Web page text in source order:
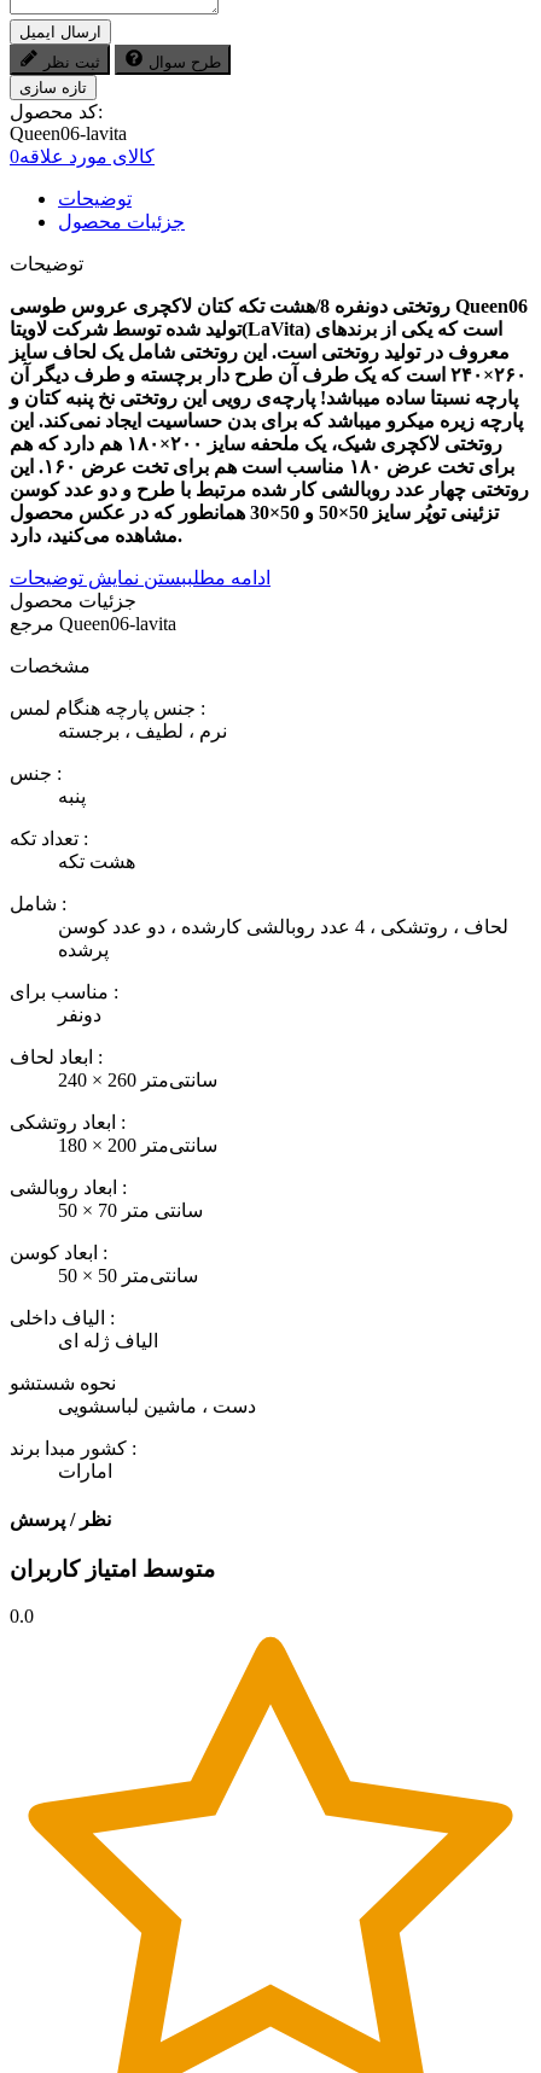
ارسال ایمیل
ثبت نظر
طرح سوال
کد محصول:
Queen06-lavita
کالای مورد علاقه0
توضیحات
جزئیات محصول
توضیحات
Queen06
تولید شده توسط شرکت لاویتا(LaVita) است که یکی از برندهای
معروف در تولید روتختی است. این روتختی شامل یک لحاف سایز
۲۶۰×۲۴۰ است که یک طرف آن طرح دار برچسته و طرف دیگر آن
پارچه نسبتا ساده میباشد! پارچه‌ی رویی این روتختی نخ پنبه کتان و
پارچه زیره میکرو میباشد که برای بدن حساسیت ایجاد نمی‌کند. این
روتختی لاکچری شیک، یک ملحفه سایز ۲۰۰×۱۸۰ هم دارد که هم
برای تخت عرض ۱۸۰ مناسب است هم برای تخت عرض ۱۶۰. این
روتختی چهار عدد روبالشی کار شده مرتبط با طرح و دو عدد کوسن
تزئینی توپُر سایز 50×50 و
50×30
همانطور که در عکس محصول
مشاهده می‌کنید، دارد.
ادامه مطلببستن نمایش توضیحات
جزئیات محصول
Queen06-lavita
مشخصات
جنس پارچه هنگام لمس :
نرم ، لطیف ، برجسته
جنس :
پنبه
تعداد تکه :
هشت تکه
شامل :
لحاف ، روتشکی ، 4 عدد روبالشی کارشده ، دو عدد کوسن
پرشده
مناسب برای :
دونفر
ابعاد لحاف :
240 × 260 سانتی‌متر
ابعاد روتشکی :
180 × 200 سانتی‌متر
ابعاد روبالشی :
50 × 70 سانتی متر
ابعاد کوسن :
50 × 50 سانتی‌متر
الیاف داخلی :
الیاف ژله ای
نحوه شستشو
دست ، ماشین لباسشویی
کشور مبدا برند :
امارات
نظر / پرسش
متوسط امتیاز کاربران
0.0